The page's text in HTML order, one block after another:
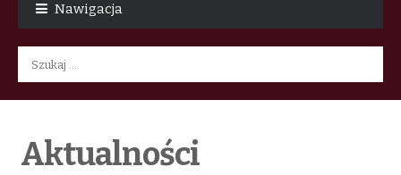
Nawigacja
Szukaj:
Aktualności